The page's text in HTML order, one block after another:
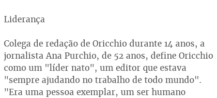
Liderança
Colega de redação de Oricchio durante 14 anos, a
jornalista Ana Purchio, de 52 anos, define Oricchio
como um "líder nato", um editor que estava
"sempre ajudando no trabalho de todo mundo".
"Era uma pessoa exemplar, um ser humano